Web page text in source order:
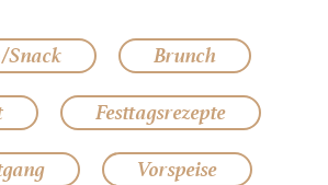
Snack
Brunch
Festtagsrezepte
Vorspeise